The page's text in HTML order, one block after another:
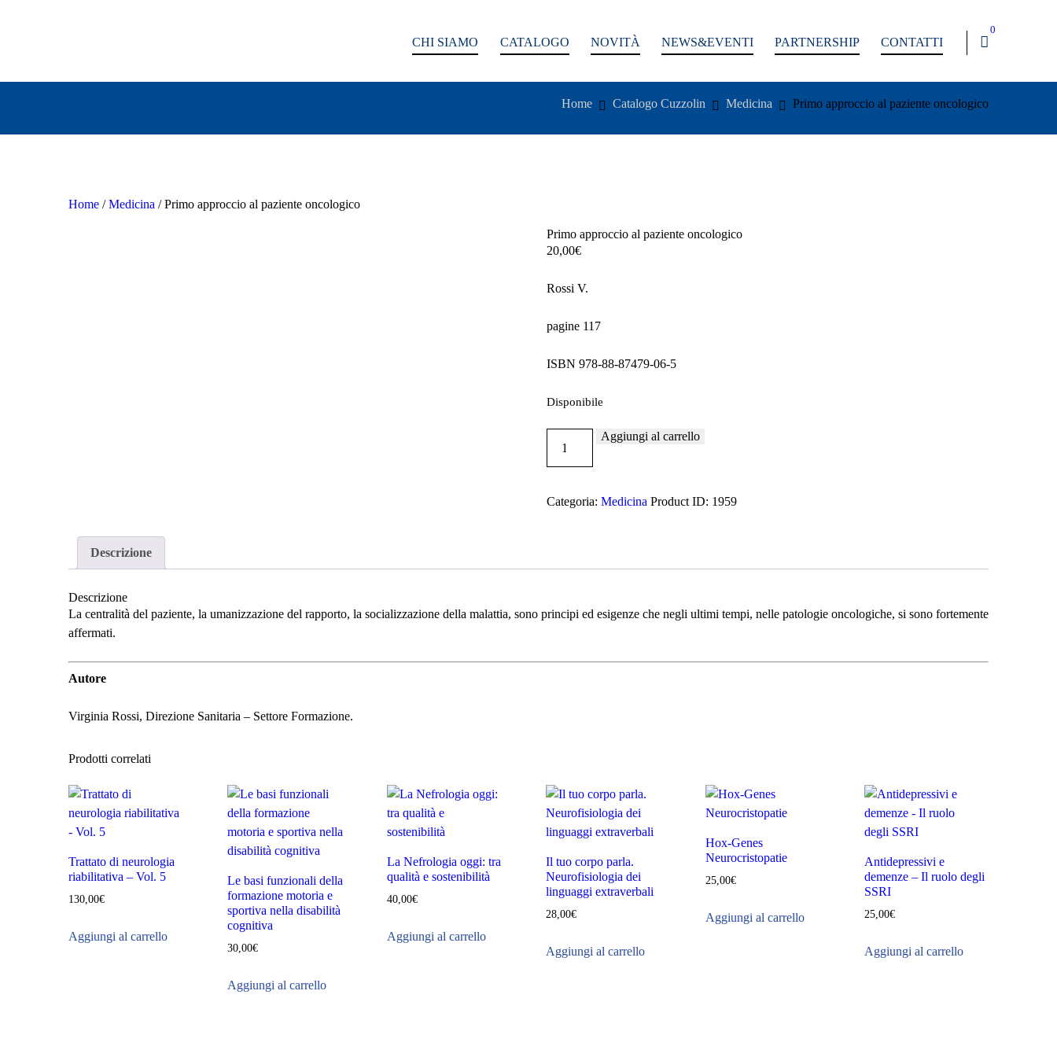
CHI SIAMO CATALOGO NOVITÀ NEWS&EVENTI PARTNERSHIP CONTATTI
0
Home Catalogo Cuzzolin Medicina Primo approccio al paziente oncologico
Home /Medicina / Primo approccio al paziente oncologico
Primo approccio al paziente oncologico
20,00€
Rossi V.
pagine 117
ISBN 978-88-87479-06-5
Disponibile
approccio
oncologico
Aggiungi al carrello
Categoria:Medicina Product ID: 1959
Descrizione
Descrizione
La centralità del paziente, la umanizzazione del rapporto, la socializzazione della malattia, sono principi ed esigenze che negli ultimi tempi, nelle patologie oncologiche, si sono fortemente
affermati.
Autore
Virginia Rossi, Direzione Sanitaria – Settore Formazione.
Prodotti correlati
Trattato di neurologia
riabilitativa – Vol. 5
130,00€
Aggiungi al carrello
Le basi funzionali della
formazione motoria e
sportiva nella disabilità
cognitiva
30,00€
Aggiungi al carrello
La Nefrologia oggi: tra
qualità e sostenibilità
40,00€
Aggiungi al carrello
Il tuo corpo parla.
Neurofisiologia dei
linguaggi extraverbali
28,00€
Aggiungi al carrello
Hox-Genes
Neurocristopatie
25,00€
Aggiungi al carrello
Antidepressivi e
demenze – Il ruolo degli
SSRI
25,00€
Aggiungi al carrello